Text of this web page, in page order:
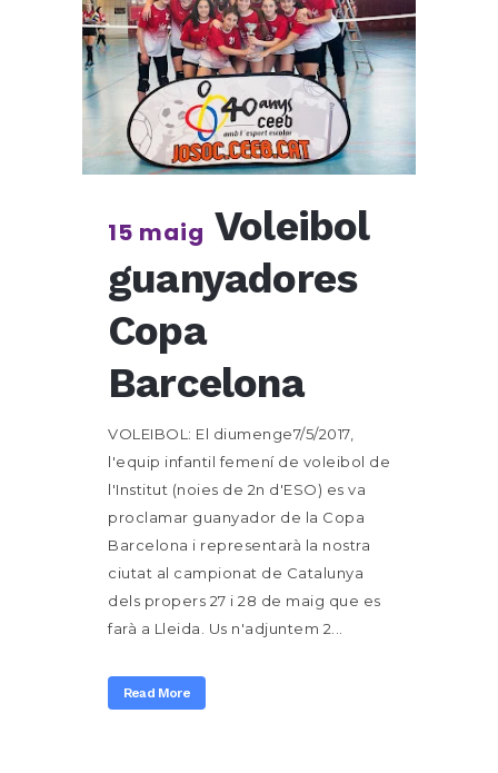
15 maig Voleibol
guanyadores
Copa
Barcelona
VOLEIBOL: El diumenge7/5/2017,
l'equip infantil femení de voleibol de
l'Institut (noies de 2n d'ESO) es va
proclamar guanyador de la Copa
Barcelona i representarà la nostra
ciutat al campionat de Catalunya
dels propers 27 i 28 de maig que es
farà a Lleida. Us n'adjuntem 2...
Read More